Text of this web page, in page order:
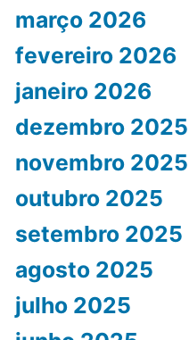
março 2026
fevereiro 2026
janeiro 2026
dezembro 2025
novembro 2025
outubro 2025
setembro 2025
agosto 2025
julho 2025